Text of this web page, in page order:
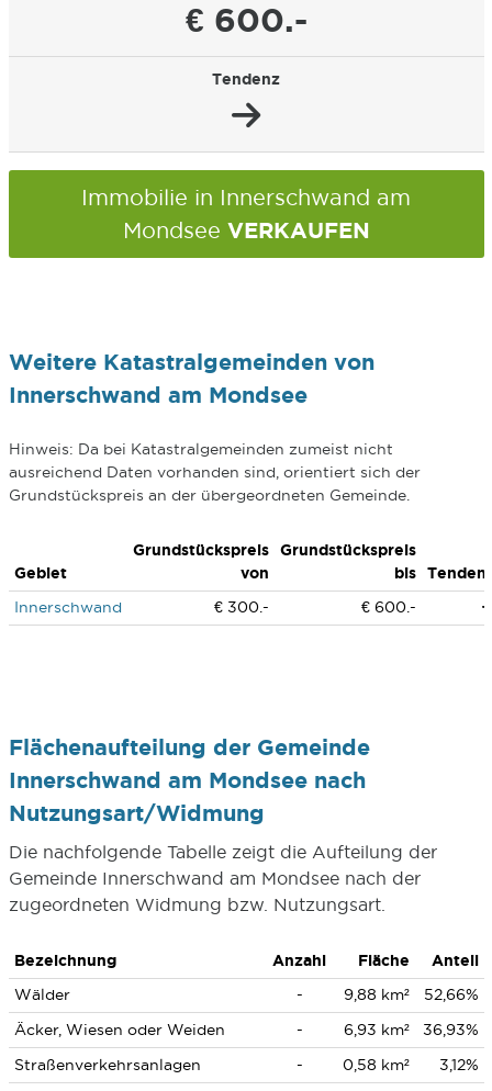
€ 600.-
Tendenz
Immobilie in Innerschwand am
Mondsee VERKAUFEN
Weitere Katastralgemeinden von
Innerschwand am Mondsee
Hinweis: Da bei Katastralgemeinden zumeist nicht
ausreichend Daten vorhanden sind, orientiert sich der
Grundstückspreis an der übergeordneten Gemeinde.
Gebiet
Grundstückspreis
von
Grundstückspreis
bis
Innerschwand
€ 300.- € 600.-
Flächenaufteilung der Gemeinde
Innerschwand am Mondsee nach
Nutzungsart/Widmung
Die nachfolgende Tabelle zeigt die Aufteilung der
Gemeinde Innerschwand am Mondsee nach der
zugeordneten Widmung bzw. Nutzungsart.
Bezeichnung Anzahl Fläche
Anteil
Wälder
- 9,88 km²
52,66%
Äcker, Wiesen oder Weiden
- 6,93 km²
36,93%
Straßenverkehrsanlagen
- 0,58 km² 3,12%